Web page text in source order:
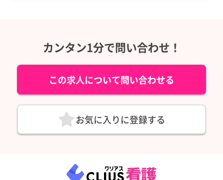
カンタン1分で問い合わせ！
この求人について問い合わせる
お気に入りに登録する